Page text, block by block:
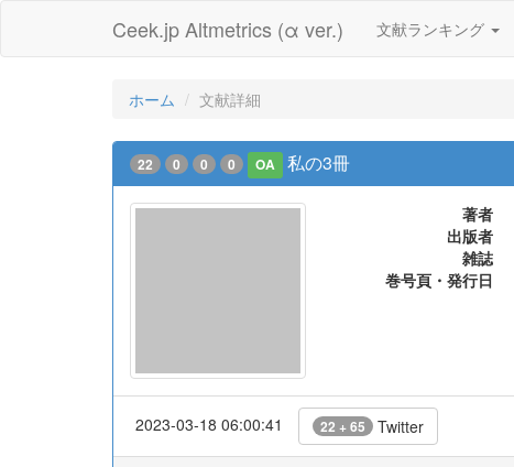
Ceek.jp Altmetrics (α ver.) 文献ランキング
ホーム 文献詳細
22 0 0 0 OA 私の3冊
著者
出版者
雑誌
巻号頁・発行日
2023-03-18 06:00:41 22 + 65 Twitter